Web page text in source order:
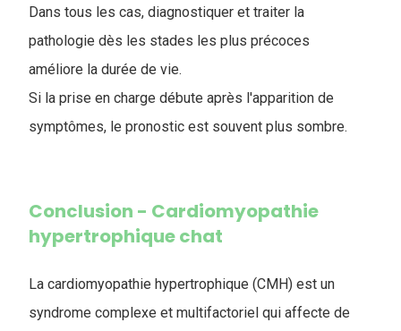
Dans tous les cas, diagnostiquer et traiter la
pathologie dès les stades les plus précoces
améliore la durée de vie.
Si la prise en charge débute après l'apparition de
symptômes, le pronostic est souvent plus sombre.
Conclusion - Cardiomyopathie
hypertrophique chat
La cardiomyopathie hypertrophique (CMH) est un
syndrome complexe et multifactoriel qui affecte de